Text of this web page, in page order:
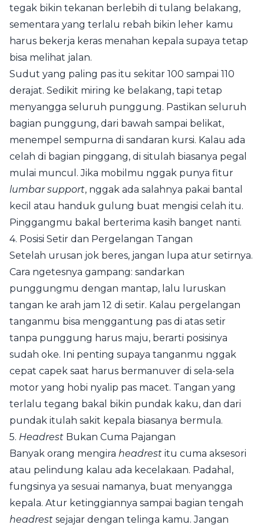
tegak bikin tekanan berlebih di tulang belakang,
sementara yang terlalu rebah bikin leher kamu
harus bekerja keras menahan kepala supaya tetap
bisa melihat jalan.
Sudut yang paling pas itu sekitar 100 sampai 110
derajat. Sedikit miring ke belakang, tapi tetap
menyangga seluruh punggung. Pastikan seluruh
bagian punggung, dari bawah sampai belikat,
menempel sempurna di sandaran kursi. Kalau ada
celah di bagian pinggang, di situlah biasanya pegal
mulai muncul. Jika mobilmu nggak punya fitur
lumbar support, nggak ada salahnya pakai bantal
kecil atau handuk gulung buat mengisi celah itu.
Pinggangmu bakal berterima kasih banget nanti.
4. Posisi Setir dan Pergelangan Tangan
Setelah urusan jok beres, jangan lupa atur setirnya.
Cara ngetesnya gampang: sandarkan
punggungmu dengan mantap, lalu luruskan
tangan ke arah jam 12 di setir. Kalau pergelangan
tanganmu bisa menggantung pas di atas setir
tanpa punggung harus maju, berarti posisinya
sudah oke. Ini penting supaya tanganmu nggak
cepat capek saat harus bermanuver di sela-sela
motor yang hobi nyalip pas macet. Tangan yang
terlalu tegang bakal bikin pundak kaku, dan dari
pundak itulah sakit kepala biasanya bermula.
5. Headrest Bukan Cuma Pajangan
Banyak orang mengira headrest itu cuma aksesori
atau pelindung kalau ada kecelakaan. Padahal,
fungsinya ya sesuai namanya, buat menyangga
kepala. Atur ketinggiannya sampai bagian tengah
headrest sejajar dengan telinga kamu. Jangan